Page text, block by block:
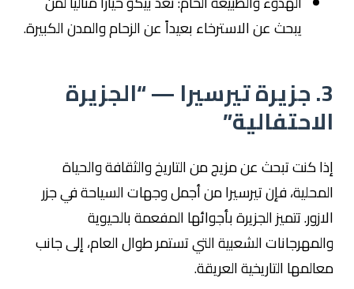
يبحث عن الاسترخاء بعيداً عن الزحام والمدن الكبيرة.
3. جزيرة تيرسيرا — “الجزيرة
الاحتفالية”
إذا كنت تبحث عن مزيج من التاريخ والثقافة والحياة
المحلية، فإن تيرسيرا من أجمل وجهات السياحة في جزر
الازور. تتميز الجزيرة بأجوائها المفعمة بالحيوية
والمهرجانات الشعبية التي تستمر طوال العام، إلى جانب
معالمها التاريخية العريقة.